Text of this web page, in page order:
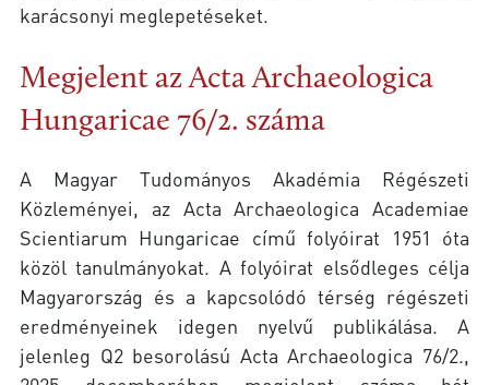
karácsonyi meglepetéseket.
Megjelent az Acta Archaeologica
Hungaricae 76/2. száma
A Magyar Tudományos Akadémia Régészeti
Közleményei, az Acta Archaeologica Academiae
Scientiarum Hungaricae című folyóirat 1951 óta
közöl tanulmányokat. A folyóirat elsődleges célja
Magyarország és a kapcsolódó térség régészeti
eredményeinek idegen nyelvű publikálása. A
jelenleg Q2 besorolású Acta Archaeologica 76/2.,